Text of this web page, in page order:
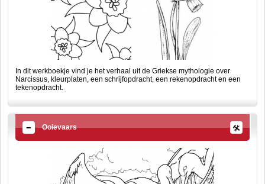
In dit werkboekje vind je het verhaal uit de Griekse mythologie over
Narcissus, kleurplaten, een schrijfopdracht, een rekenopdracht en een
tekenopdracht.
Ooievaars